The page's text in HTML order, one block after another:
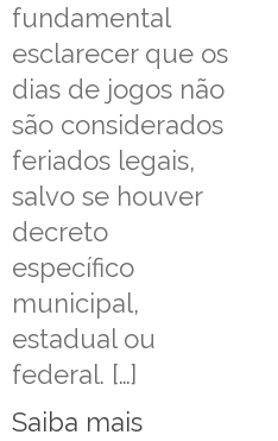
fundamental
esclarecer que os
dias de jogos não
são considerados
feriados legais,
salvo se houver
decreto
específico
municipal,
estadual ou
federal. […]
Saiba mais